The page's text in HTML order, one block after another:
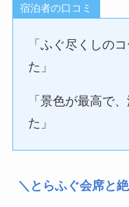
宿泊者の口コミ
「ふぐ尽くしの
た」
「景色が最高で
た」
＼とらふぐ会席と